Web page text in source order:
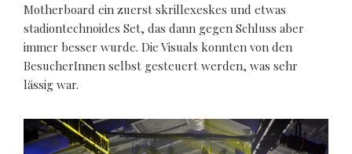
Motherboard ein zuerst skrillexeskes und etwas
stadiontechnoides Set, das dann gegen Schluss aber
immer besser wurde. Die Visuals konnten von den
BesucherInnen selbst gesteuert werden, was sehr
lässig war.